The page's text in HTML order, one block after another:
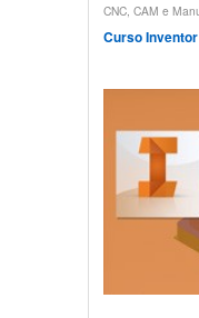
CNC, CAM e
Usinagem
Curso